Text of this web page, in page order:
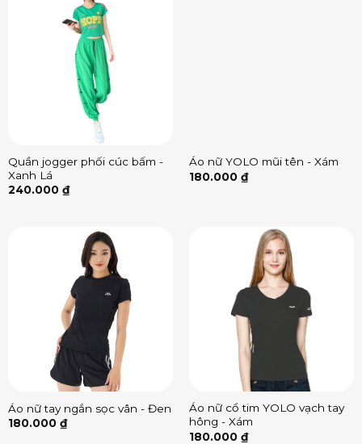
Quần jogger phối cúc bấm -
Xanh Lá
240.000 ₫
Áo nữ YOLO mũi tên - Xám
180.000 ₫
Áo nữ tay ngắn sọc vân - Đen
180.000 ₫
Áo nữ cổ tim YOLO vạch tay
hông - Xám
180.000 ₫